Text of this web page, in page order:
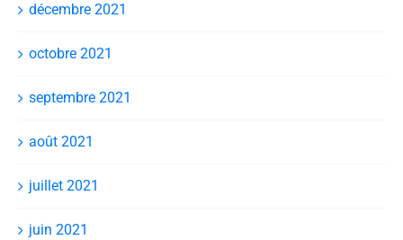
décembre 2021
octobre 2021
septembre 2021
août 2021
juillet 2021
juin 2021